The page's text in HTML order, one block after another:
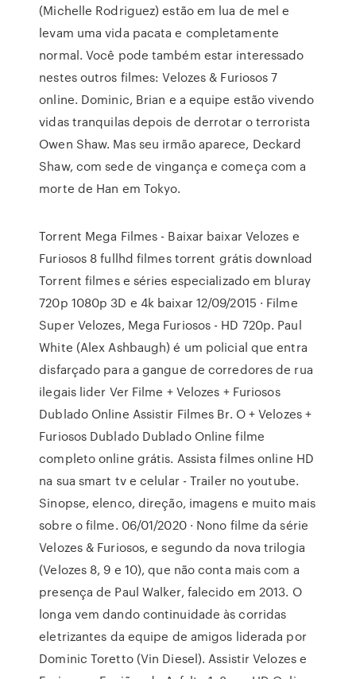
(Michelle Rodriguez) estão em lua de mel e
levam uma vida pacata e completamente
normal. Você pode também estar interessado
nestes outros filmes: Velozes & Furiosos 7
online. Dominic, Brian e a equipe estão vivendo
vidas tranquilas depois de derrotar o terrorista
Owen Shaw. Mas seu irmão aparece, Deckard
Shaw, com sede de vingança e começa com a
morte de Han em Tokyo.
Torrent Mega Filmes - Baixar baixar Velozes e
Furiosos 8 fullhd filmes torrent grátis download
Torrent filmes e séries especializado em bluray
720p 1080p 3D e 4k baixar 12/09/2015 · Filme
Super Velozes, Mega Furiosos - HD 720p. Paul
White (Alex Ashbaugh) é um policial que entra
disfarçado para a gangue de corredores de rua
ilegais lider Ver Filme + Velozes + Furiosos
Dublado Online Assistir Filmes Br. O + Velozes +
Furiosos Dublado Dublado Online filme
completo online grátis. Assista filmes online HD
na sua smart tv e celular - Trailer no youtube.
Sinopse, elenco, direção, imagens e muito mais
sobre o filme. 06/01/2020 · Nono filme da série
Velozes & Furiosos, e segundo da nova trilogia
(Velozes 8, 9 e 10), que não conta mais com a
presença de Paul Walker, falecido em 2013. O
longa vem dando continuidade às corridas
eletrizantes da equipe de amigos liderada por
Dominic Toretto (Vin Diesel). Assistir Velozes e